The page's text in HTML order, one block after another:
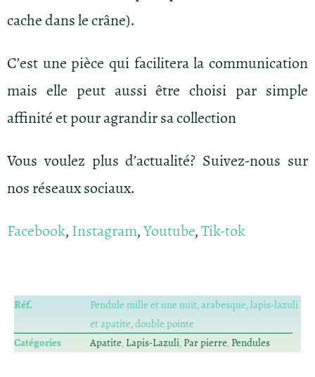
cache dans le crâne).
C’est une pièce qui facilitera la communication
mais elle peut aussi être choisi par simple
affinité et pour agrandir sa collection
Vous voulez plus d’actualité? Suivez-nous sur
nos réseaux sociaux.
Facebook,Instagram,Youtube,Tik-tok
Réf.
Pendule mille et une nuit, arabesque, lapis-lazuli
et apatite, double pointe
Catégories
Apatite,Lapis-Lazuli,Par pierre,Pendules